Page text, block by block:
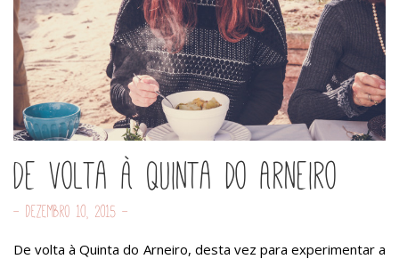
De volta à Quinta do Arneiro
- Dezembro 10, 2015 -
De volta à Quinta do Arneiro, desta vez para experimentar a